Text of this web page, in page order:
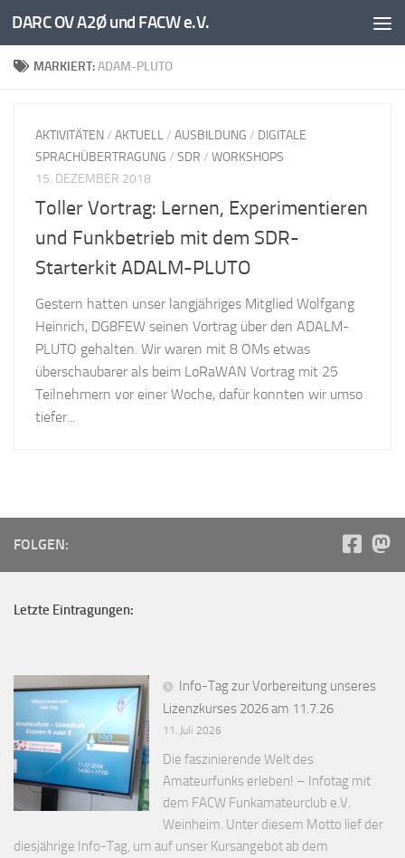
Unter dem Inhalt
DARC OV A2Ø und FACW e.V.
MARKIERT:ADAM-PLUTO
AKTIVITÄTEN/ AKTUELL/ AUSBILDUNG / DIGITALE
SPRACHÜBERTRAGUNG / SDR / WORKSHOPS
15. DEZEMBER 2018
Toller Vortrag: Lernen, Experimentieren
und Funkbetrieb mit dem SDR-
Starterkit ADALM-PLUTO
Gestern hatten unser langjähriges Mitglied Wolfgang
Heinrich, DG8FEW seinen Vortrag über den ADALM-
PLUTO gehalten. Wir waren mit 8 OMs etwas
überschaubarer als beim LoRaWAN Vortrag mit 25
Teilnehmern vor einer Woche, dafür konnten wir umso
tiefer...
FOLGEN:
Letzte Eintragungen:
Info-Tag zur Vorbereitung unseres
Lizenzkurses 2026 am 11.7.26
11. Juli 2026
Die faszinierende Welt des
Amateurfunks erleben! – Infotag mit
dem FACW Funkamateurclub e.V.
Weinheim. Unter diesem Motto lief der
diesjährige Info-Tag, um auf unser Kursangebot ab dem